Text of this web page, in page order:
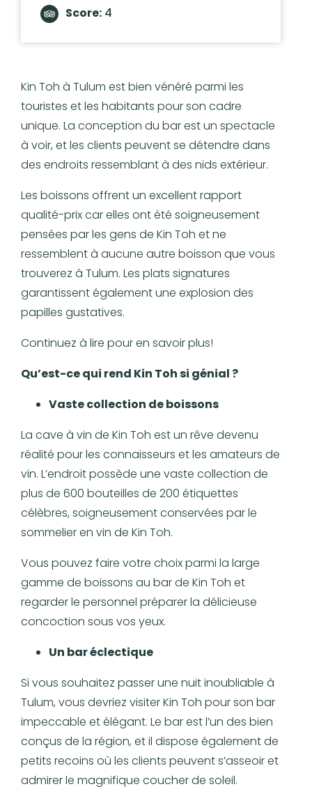
Score: 4
Kin Toh à Tulum est bien vénéré parmi les
touristes et les habitants pour son cadre
unique. La conception du bar est un spectacle
à voir, et les clients peuvent se détendre dans
des endroits ressemblant à des nids extérieur.
Les boissons offrent un excellent rapport
qualité-prix car elles ont été soigneusement
pensées par les gens de Kin Toh et ne
ressemblent à aucune autre boisson que vous
trouverez à Tulum. Les plats signatures
garantissent également une explosion des
papilles gustatives.
Continuez à lire pour en savoir plus!
Qu’est-ce qui rend Kin Toh si génial ?
Vaste collection de boissons
La cave à vin de Kin Toh est un rêve devenu
réalité pour les connaisseurs et les amateurs de
vin. L’endroit possède une vaste collection de
plus de 600 bouteilles de 200 étiquettes
célèbres, soigneusement conservées par le
sommelier en vin de Kin Toh.
Vous pouvez faire votre choix parmi la large
gamme de boissons au bar de Kin Toh et
regarder le personnel préparer la délicieuse
concoction sous vos yeux.
Un bar éclectique
Si vous souhaitez passer une nuit inoubliable à
Tulum, vous devriez visiter Kin Toh pour son bar
impeccable et élégant. Le bar est l’un des bien
conçus de la région, et il dispose également de
petits recoins où les clients peuvent s’asseoir et
admirer le magnifique coucher de soleil.